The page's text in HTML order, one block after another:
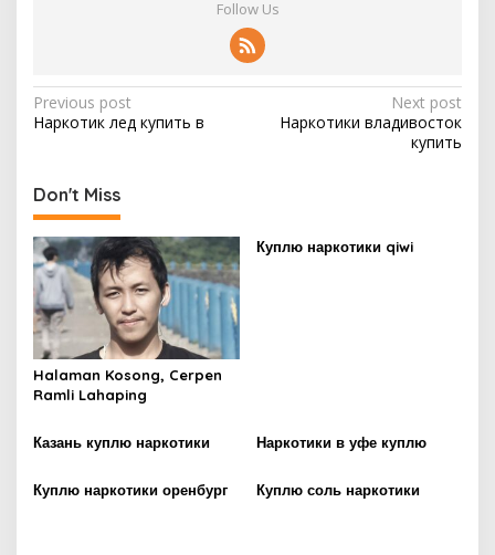
Follow Us
P
o
t
n
a
v
i
g
a
i
o
n
Previous post
Наркотик лед купить в
Next post
Наркотики владивосток
купить
Don't Miss
Halaman Kosong, Cerpen
Ramli Lahaping
Куплю наркотики qiwi
Казань куплю наркотики Наркотики в уфе куплю
Куплю наркотики оренбург Куплю соль наркотики